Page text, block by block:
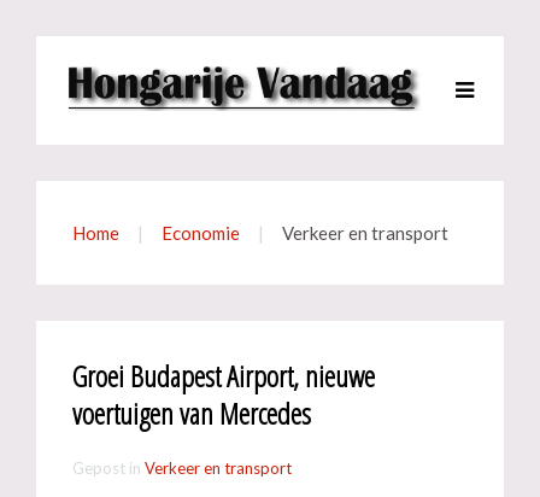
Home Economie Verkeer en transport
Groei Budapest Airport, nieuwe
voertuigen van Mercedes
Gepost in Verkeer en transport